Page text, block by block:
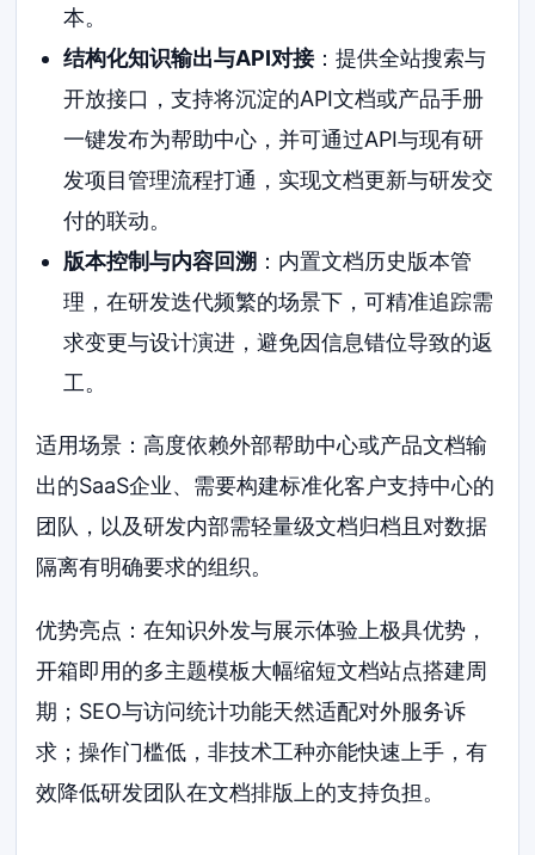
本。
结构化知识输出与API对接：提供全站搜索与
开放接口，支持将沉淀的API文档或产品手册
一键发布为帮助中心，并可通过API与现有研
发项目管理流程打通，实现文档更新与研发交
付的联动。
版本控制与内容回溯：内置文档历史版本管
理，在研发迭代频繁的场景下，可精准追踪需
求变更与设计演进，避免因信息错位导致的返
工。
适用场景：高度依赖外部帮助中心或产品文档输
出的SaaS企业、需要构建标准化客户支持中心的
团队，以及研发内部需轻量级文档归档且对数据
隔离有明确要求的组织。
优势亮点：在知识外发与展示体验上极具优势，
开箱即用的多主题模板大幅缩短文档站点搭建周
期；SEO与访问统计功能天然适配对外服务诉
求；操作门槛低，非技术工种亦能快速上手，有
效降低研发团队在文档排版上的支持负担。